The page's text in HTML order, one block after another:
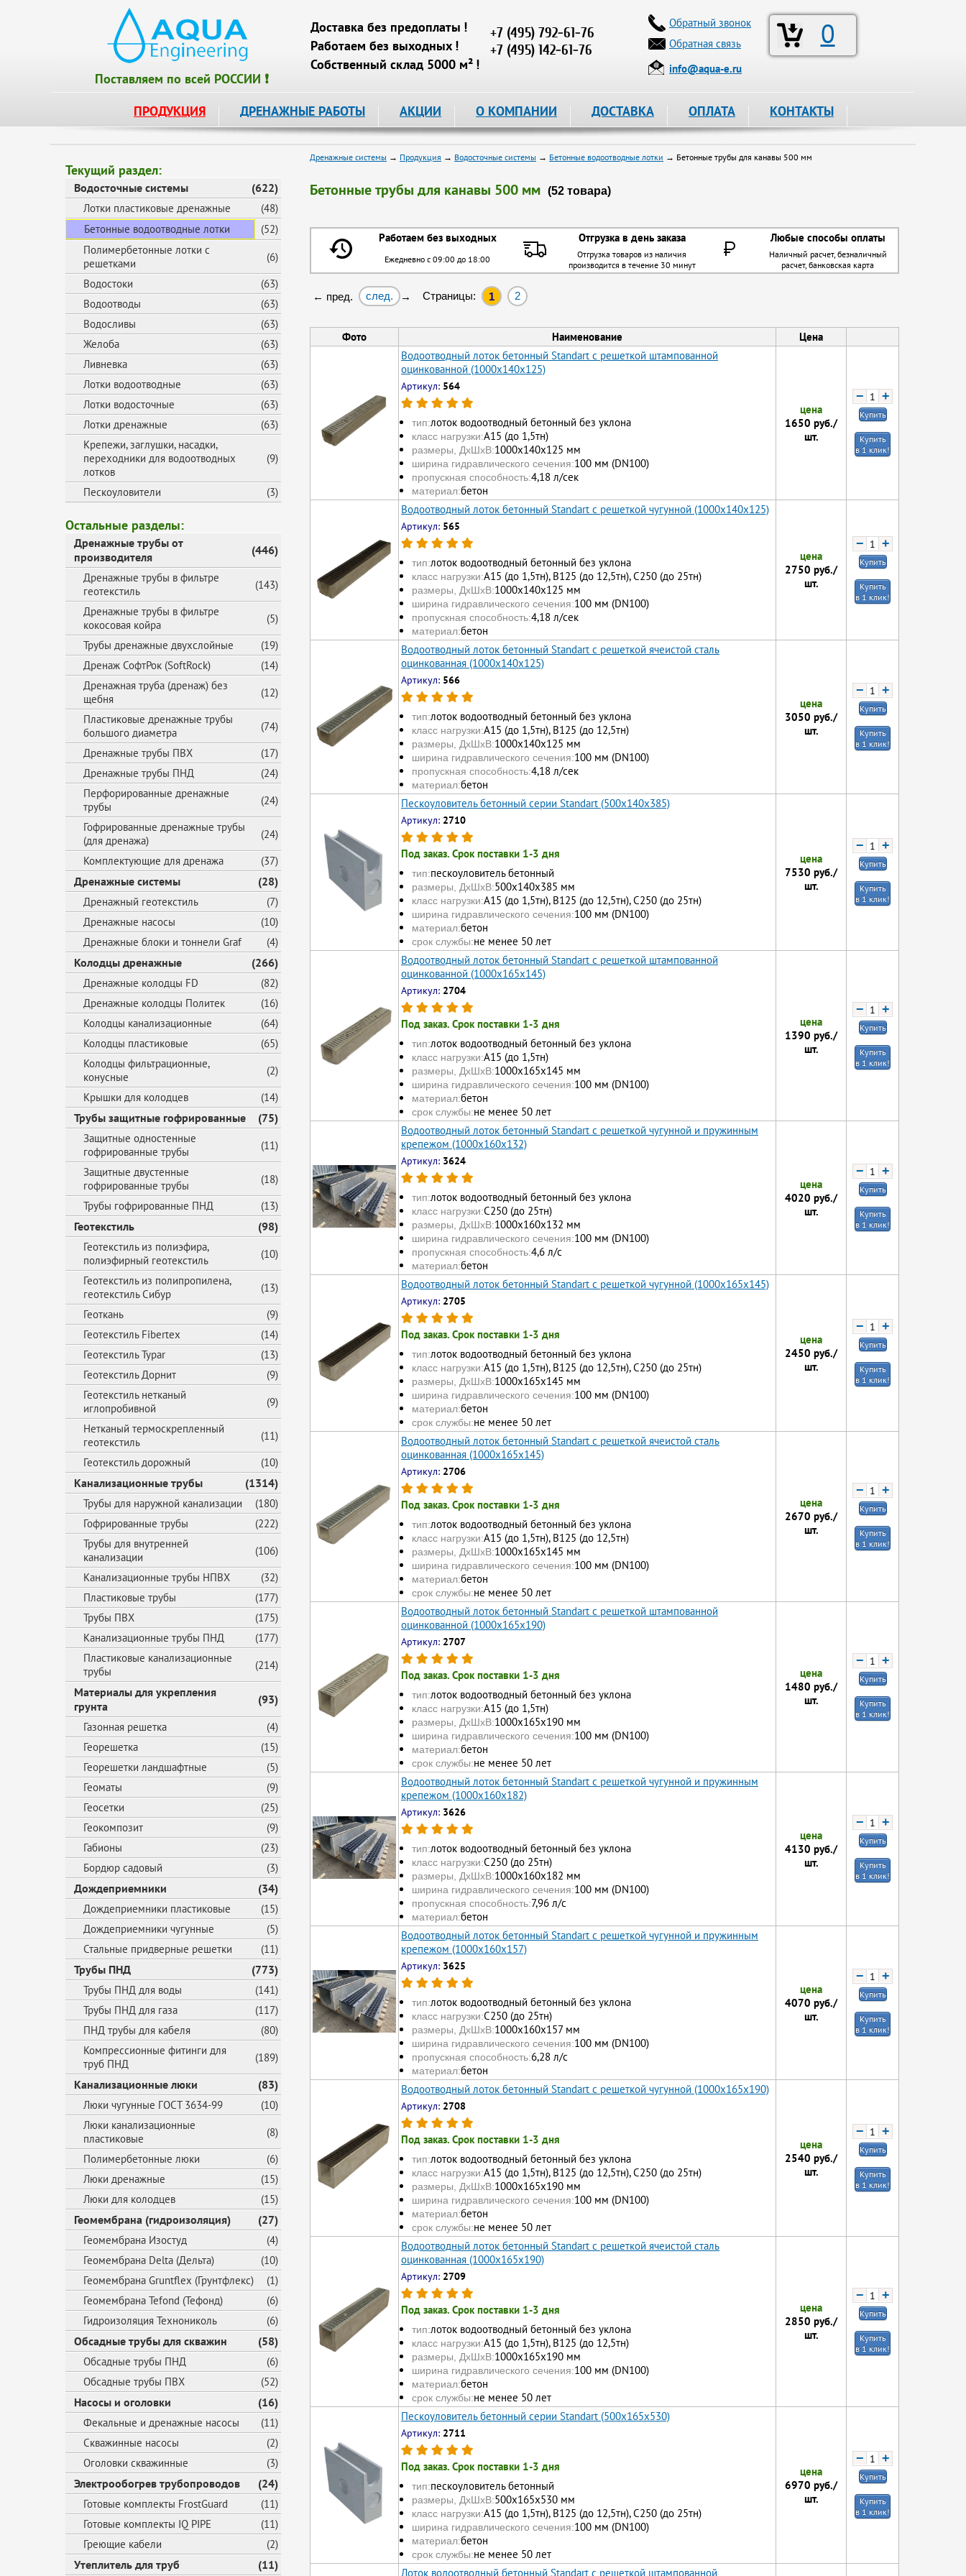
Поставляем по всей РОССИИ ❗
Доставка без предоплаты !
Работаем без выходных !
Собственный склад 5000 м² !
+7 (495) 792-61-76
+7 (495) 142-61-76
0
Обратный звонок
Обратная связь
info@aqua-e.ru
ПРОДУКЦИЯ ДРЕНАЖНЫЕ РАБОТЫ АКЦИИ О КОМПАНИИ ДОСТАВКА ОПЛАТА КОНТАКТЫ
Текущий раздел:
Водосточные системы (622)
Лотки пластиковые дренажные
(48)
Бетонные водоотводные лотки
(52)
Полимербетонные лотки с
решетками
(6)
Водостоки
(63)
Водоотводы
(63)
Водосливы
(63)
Желоба
(63)
Ливневка
(63)
Лотки водоотводные
(63)
Лотки водосточные
(63)
Лотки дренажные
(63)
Крепежи, заглушки, насадки,
переходники для водоотводных
лотков
(9)
Пескоуловители (3)
Остальные разделы:
Дренажные трубы от
производителя
(446)
Дренажные трубы в фильтре
геотекстиль
(143)
Дренажные трубы в фильтре
кокосовая койра
(5)
Трубы дренажные двухслойные
(19)
Дренаж СофтРок (SoftRock)
(14)
Дренажная труба (дренаж) без
щебня
(12)
Пластиковые дренажные трубы
большого диаметра
(74)
Дренажные трубы ПВХ
(17)
Дренажные трубы ПНД
(24)
Перфорированные дренажные
трубы
(24)
Гофрированные дренажные трубы
(для дренажа)
(24)
Комплектующие для дренажа
(37)
Дренажные системы (28)
Дренажный геотекстиль
(7)
Дренажные насосы
(10)
Дренажные блоки и тоннели Graf
(4)
Колодцы дренажные (266)
Дренажные колодцы FD
(82)
Дренажные колодцы Политек
(16)
Колодцы канализационные
(64)
Колодцы пластиковые
(65)
Колодцы фильтрационные,
конусные
(2)
Крышки для колодцев
(14)
Трубы защитные гофрированные (75)
Защитные одностенные
гофрированные трубы
(11)
Защитные двустенные
гофрированные трубы
(18)
Трубы гофрированные ПНД
(13)
Геотекстиль (98)
Геотекстиль из полиэфира,
полиэфирный геотекстиль
(10)
Геотекстиль из полипропилена,
геотекстиль Сибур
(13)
Геоткань
(9)
Геотекстиль Fibertex
(14)
Геотекстиль Typar
(13)
Геотекстиль Дорнит
(9)
Геотекстиль нетканый
иглопробивной
(9)
Нетканый термоскрепленный
геотекстиль
(11)
Геотекстиль дорожный
(10)
Канализационные трубы (1314)
Трубы для наружной канализации
(180)
Гофрированные трубы
(222)
Трубы для внутренней
канализации
(106)
Канализационные трубы НПВХ
(32)
Пластиковые трубы
(177)
Трубы ПВХ
(175)
Канализационные трубы ПНД
(177)
Пластиковые канализационные
трубы
(214)
Материалы для укрепления
грунта
(93)
Газонная решетка
(4)
Георешетка
(15)
Георешетки ландшафтные
(5)
Геоматы
(9)
Геосетки
(25)
Геокомпозит
(9)
Габионы
(23)
Бордюр садовый
(3)
Дождеприемники (34)
Дождеприемники пластиковые
(15)
Дождеприемники чугунные
(5)
Стальные придверные решетки
(11)
Трубы ПНД (773)
Трубы ПНД для воды
(141)
Трубы ПНД для газа
(117)
ПНД трубы для кабеля
(80)
Компрессионные фитинги для
труб ПНД
(189)
Канализационные люки (83)
Люки чугунные ГОСТ 3634-99
(10)
Люки канализационные
пластиковые
(8)
Полимербетонные люки
(6)
Люки дренажные
(15)
Люки для колодцев
(15)
Геомембрана (гидроизоляция) (27)
Геомембрана Изостуд
(4)
Геомембрана Delta (Дельта)
(10)
Геомембрана Gruntflex (Грунтфлекс)
(1)
Геомембрана Tefond (Тефонд)
(6)
Гидроизоляция Технониколь
(6)
Обсадные трубы для скважин (58)
Обсадные трубы ПНД
(6)
Обсадные трубы ПВХ
(52)
Насосы и оголовки (16)
Фекальные и дренажные насосы
(11)
Скважинные насосы
(2)
Оголовки скважинные
(3)
Электрообогрев трубопроводов (24)
Готовые комплекты FrostGuard
(11)
Готовые комплекты IQ PIPE
(11)
Греющие кабели
(2)
Утеплитель для труб (11)
Дренажные системы → Продукция → Водосточные системы → Бетонные водоотводные лотки → Бетонные трубы для канавы 500 мм
Бетонные трубы для канавы 500 мм (52 товара)
Работаем без выходных Отгрузка в день заказа Любые способы оплаты
Ежедневно с 09:00 до 18:00
Отгрузка товаров из наличия
производится в течение 30 минут
Наличный расчет, безналичный
расчет, банковская карта
← пред. след. → Страницы: 1 2
Фото Наименование
Цена
Водоотводный лоток бетонный Standart с решеткой штампованной
оцинкованной (1000x140x125)
Артикул: 564
тип:лоток водоотводный бетонный без уклона
класс нагрузки:А15 (до 1,5тн)
размеры, ДхШхВ:1000х140х125 мм
ширина гидравлического сечения:100 мм (DN100)
пропускная способность:4,18 л/сек
материал:бетон
цена
1650 руб./
шт.
− +
Купить
Купить
в 1 клик!
Водоотводный лоток бетонный Standart с решеткой чугунной (1000x140x125)
Артикул: 565
тип:лоток водоотводный бетонный без уклона
класс нагрузки:А15 (до 1,5тн), В125 (до 12,5тн), С250 (до 25тн)
размеры, ДхШхВ:1000х140х125 мм
ширина гидравлического сечения:100 мм (DN100)
пропускная способность:4,18 л/сек
материал:бетон
цена
2750 руб./
шт.
− +
Купить
Купить
в 1 клик!
Водоотводный лоток бетонный Standart с решеткой ячеистой сталь
оцинкованная (1000x140x125)
Артикул: 566
тип:лоток водоотводный бетонный без уклона
класс нагрузки:А15 (до 1,5тн), В125 (до 12,5тн)
размеры, ДхШхВ:1000х140х125 мм
ширина гидравлического сечения:100 мм (DN100)
пропускная способность:4,18 л/сек
материал:бетон
цена
3050 руб./
шт.
− +
Купить
Купить
в 1 клик!
Пескоуловитель бетонный серии Standart (500x140x385)
Артикул: 2710
Под заказ. Срок поставки 1-3 дня
тип:пескоуловитель бетонный
размеры, ДхШхВ:500x140x385 мм
класс нагрузки:А15 (до 1,5тн), В125 (до 12,5тн), С250 (до 25тн)
ширина гидравлического сечения:100 мм (DN100)
материал:бетон
срок службы:не менее 50 лет
цена
7530 руб./
шт.
− +
Купить
Купить
в 1 клик!
Водоотводный лоток бетонный Standart с решеткой штампованной
оцинкованной (1000x165x145)
Артикул: 2704
Под заказ. Срок поставки 1-3 дня
тип:лоток водоотводный бетонный без уклона
класс нагрузки:А15 (до 1,5тн)
размеры, ДхШхВ:1000х165x145 мм
ширина гидравлического сечения:100 мм (DN100)
материал:бетон
срок службы:не менее 50 лет
цена
1390 руб./
шт.
− +
Купить
Купить
в 1 клик!
Водоотводный лоток бетонный Standart с решеткой чугунной и пружинным
крепежом (1000x160x132)
Артикул: 3624
тип:лоток водоотводный бетонный без уклона
класс нагрузки:С250 (до 25тн)
размеры, ДхШхВ:1000х160x132 мм
ширина гидравлического сечения:100 мм (DN100)
пропускная способность:4,6 л/с
материал:бетон
цена
4020 руб./
шт.
− +
Купить
Купить
в 1 клик!
Водоотводный лоток бетонный Standart с решеткой чугунной (1000x165x145)
Артикул: 2705
Под заказ. Срок поставки 1-3 дня
тип:лоток водоотводный бетонный без уклона
класс нагрузки:А15 (до 1,5тн), В125 (до 12,5тн), С250 (до 25тн)
размеры, ДхШхВ:1000х165x145 мм
ширина гидравлического сечения:100 мм (DN100)
материал:бетон
срок службы:не менее 50 лет
цена
2450 руб./
шт.
− +
Купить
Купить
в 1 клик!
Водоотводный лоток бетонный Standart с решеткой ячеистой сталь
оцинкованная (1000x165x145)
Артикул: 2706
Под заказ. Срок поставки 1-3 дня
тип:лоток водоотводный бетонный без уклона
класс нагрузки:А15 (до 1,5тн), В125 (до 12,5тн)
размеры, ДхШхВ:1000х165x145 мм
ширина гидравлического сечения:100 мм (DN100)
материал:бетон
срок службы:не менее 50 лет
цена
2670 руб./
шт.
− +
Купить
Купить
в 1 клик!
Водоотводный лоток бетонный Standart с решеткой штампованной
оцинкованной (1000x165x190)
Артикул: 2707
Под заказ. Срок поставки 1-3 дня
тип:лоток водоотводный бетонный без уклона
класс нагрузки:А15 (до 1,5тн)
размеры, ДхШхВ:1000х165x190 мм
ширина гидравлического сечения:100 мм (DN100)
материал:бетон
срок службы:не менее 50 лет
цена
1480 руб./
шт.
− +
Купить
Купить
в 1 клик!
Водоотводный лоток бетонный Standart с решеткой чугунной и пружинным
крепежом (1000x160x182)
Артикул: 3626
тип:лоток водоотводный бетонный без уклона
класс нагрузки:С250 (до 25тн)
размеры, ДхШхВ:1000х160x182 мм
ширина гидравлического сечения:100 мм (DN100)
пропускная способность:7,96 л/с
материал:бетон
цена
4130 руб./
шт.
− +
Купить
Купить
в 1 клик!
Водоотводный лоток бетонный Standart с решеткой чугунной и пружинным
крепежом (1000x160x157)
Артикул: 3625
тип:лоток водоотводный бетонный без уклона
класс нагрузки:С250 (до 25тн)
размеры, ДхШхВ:1000х160x157 мм
ширина гидравлического сечения:100 мм (DN100)
пропускная способность:6,28 л/с
материал:бетон
цена
4070 руб./
шт.
− +
Купить
Купить
в 1 клик!
Водоотводный лоток бетонный Standart с решеткой чугунной (1000x165x190)
Артикул: 2708
Под заказ. Срок поставки 1-3 дня
тип:лоток водоотводный бетонный без уклона
класс нагрузки:А15 (до 1,5тн), В125 (до 12,5тн), С250 (до 25тн)
размеры, ДхШхВ:1000х165x190 мм
ширина гидравлического сечения:100 мм (DN100)
материал:бетон
срок службы:не менее 50 лет
цена
2540 руб./
шт.
− +
Купить
Купить
в 1 клик!
Водоотводный лоток бетонный Standart с решеткой ячеистой сталь
оцинкованная (1000x165x190)
Артикул: 2709
Под заказ. Срок поставки 1-3 дня
тип:лоток водоотводный бетонный без уклона
класс нагрузки:А15 (до 1,5тн), В125 (до 12,5тн)
размеры, ДхШхВ:1000х165x190 мм
ширина гидравлического сечения:100 мм (DN100)
материал:бетон
срок службы:не менее 50 лет
цена
2850 руб./
шт.
− +
Купить
Купить
в 1 клик!
Пескоуловитель бетонный серии Standart (500x165x530)
Артикул: 2711
Под заказ. Срок поставки 1-3 дня
тип:пескоуловитель бетонный
размеры, ДхШхВ:500x165x530 мм
класс нагрузки:А15 (до 1,5тн), В125 (до 12,5тн), С250 (до 25тн)
ширина гидравлического сечения:100 мм (DN100)
материал:бетон
срок службы:не менее 50 лет
цена
6970 руб./
шт.
− +
Купить
Купить
в 1 клик!
Лоток водоотводный бетонный Standart с решеткой штампованной